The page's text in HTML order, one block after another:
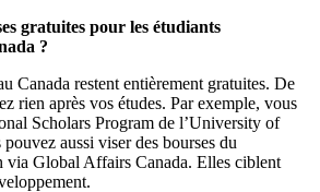
gratuites pour les étudiants
?
Canada restent entièrement gratuites. De
rien après vos études. Par exemple, vous
Scholars Program de l’University of
aussi viser des bourses du
via Global Affairs Canada. Elles ciblent